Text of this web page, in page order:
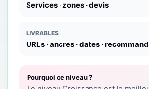
Services · zones · devis
LIVRABLES
URLs · ancres · dates ·
Pourquoi ce niveau ?